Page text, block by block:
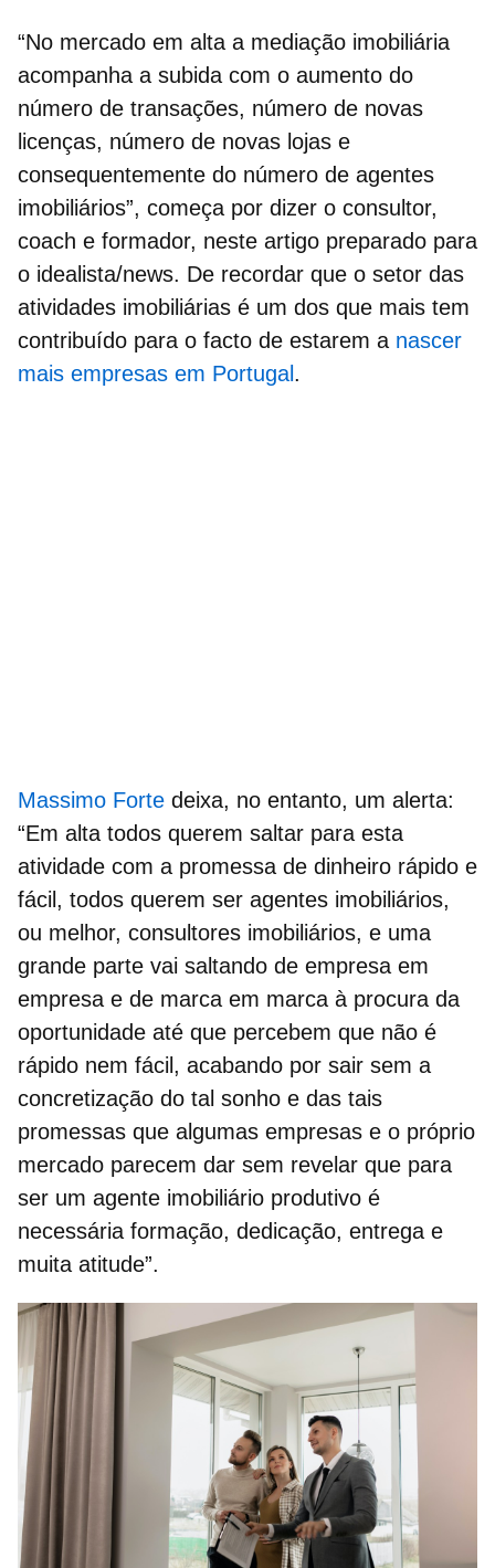
“No mercado em alta a mediação imobiliária
acompanha a subida com o aumento do
número de transações, número de novas
licenças, número de novas lojas e
consequentemente do número de agentes
imobiliários”, começa por dizer o consultor,
coach e formador, neste artigo preparado para
o idealista/news. De recordar que o setor das
atividades imobiliárias é um dos que mais tem
contribuído para o facto de estarem a nascer
mais empresas em Portugal.
Massimo Forte deixa, no entanto, um alerta:
“Em alta todos querem saltar para esta
atividade com a promessa de dinheiro rápido e
fácil, todos querem ser agentes imobiliários,
ou melhor, consultores imobiliários, e uma
grande parte vai saltando de empresa em
empresa e de marca em marca à procura da
oportunidade até que percebem que não é
rápido nem fácil, acabando por sair sem a
concretização do tal sonho e das tais
promessas que algumas empresas e o próprio
mercado parecem dar sem revelar que para
ser um agente imobiliário produtivo é
necessária formação, dedicação, entrega e
muita atitude”.